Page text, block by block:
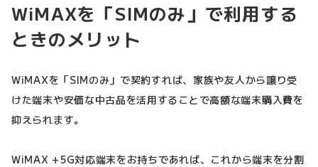
WiMAXを「SIMのみ」で利用する
ときのメリット
WiMAXを「SIMのみ」で契約すれば、家族や友人から譲り受
けた端末や安価な中古品を活用することで高額な端末購入費を
抑えられます。
WiMAX +5G対応端末をお持ちであれば、これから端末を分割